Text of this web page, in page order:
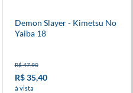
Demon Slayer - Kimetsu No
Yaiba 18
R$ 47,90
R$ 35,40
à vista